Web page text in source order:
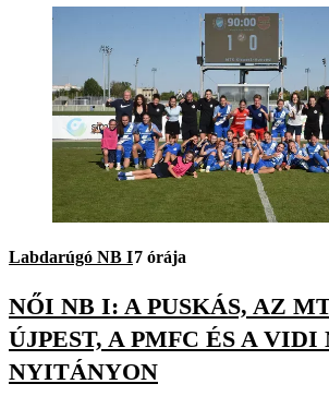
Labdarúgó NB I7 órája
NŐI NB I: A PUSKÁS, AZ
ÚJPEST, A PMFC ÉS A VIDI
NYITÁNYON